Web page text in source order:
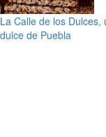
La Calle de los
dulce de Puebla